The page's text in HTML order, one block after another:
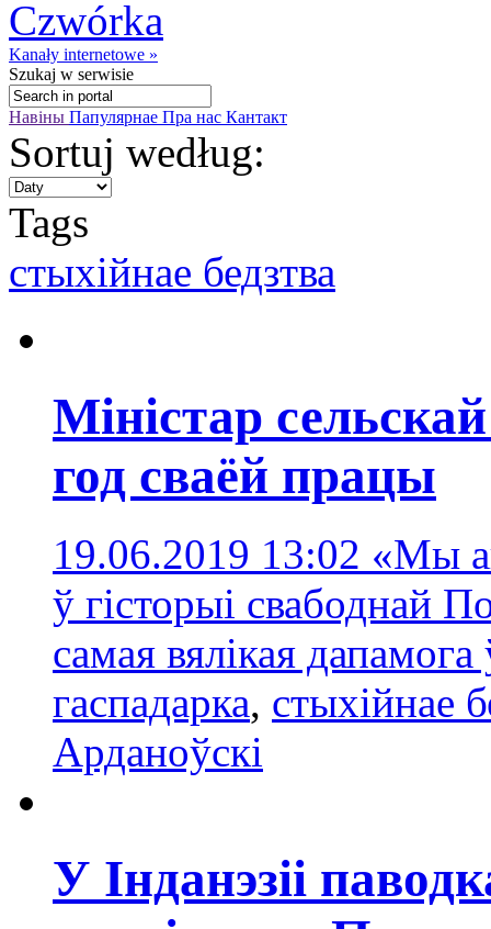
Kanały internetowe »
Szukaj w serwisie
Навіны Папулярнае Пра нас Кантакт
Sortuj według:
Tags
стыхійнae бедзтва
Міністар
год сваёй працы
19.06.2019 13:02 «Мы
ў гісторыі свабоднай
самая вялікая
гаспадарка, стыхійнae
Арданоўскі
У Інданэзіі